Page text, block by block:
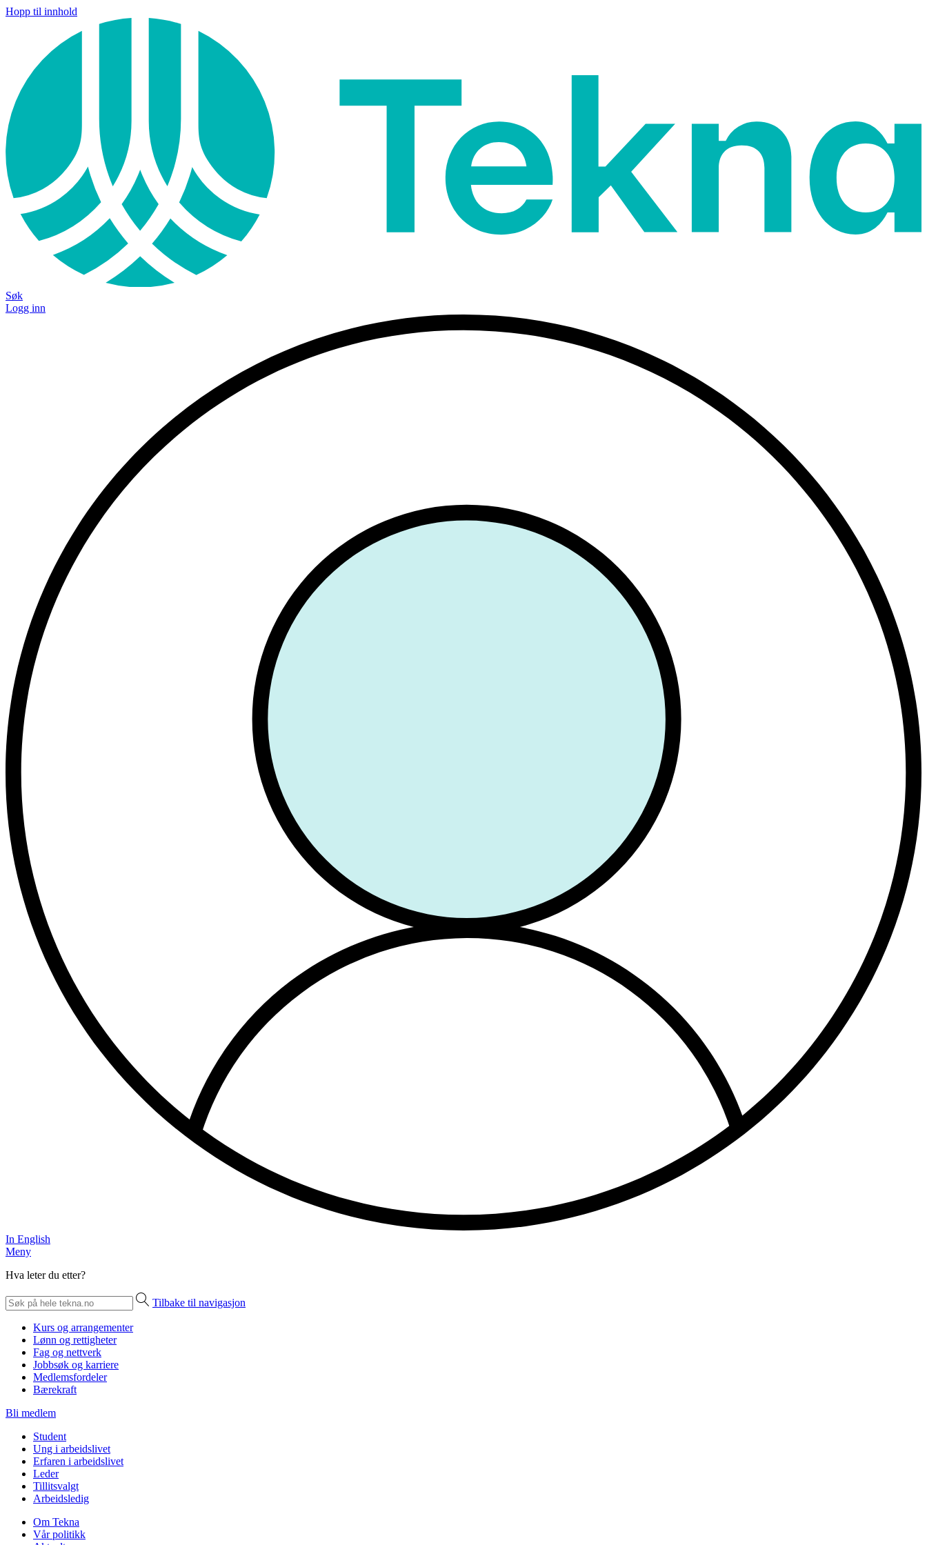
Hopp til innhold
Søk
Logg inn
In English
Meny
Hva leter du etter?
Tilbake til navigasjon
Kurs og arrangementer
Lønn og rettigheter
Fag og nettverk
Jobbsøk og karriere
Medlemsfordeler
Bærekraft
Bli medlem
Student
Ung i arbeidslivet
Erfaren i arbeidslivet
Leder
Tillitsvalgt
Arbeidsledig
Om Tekna
Vår politikk